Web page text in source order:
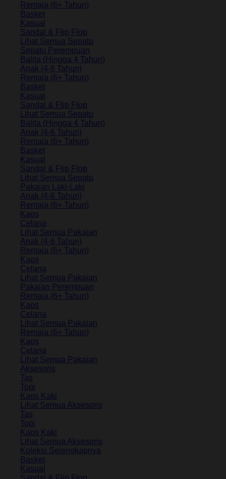
Remaja (6+ Tahun)
Basket
Kasual
Sandal & Flip Flop
Lihat Semua Sepatu
Sepatu Perempuan
Balita (Hingga 4 Tahun)
Anak (4-6 Tahun)
Remaja (6+ Tahun)
Basket
Kasual
Sandal & Flip Flop
Lihat Semua Sepatu
Balita (Hingga 4 Tahun)
Anak (4-6 Tahun)
Remaja (6+ Tahun)
Basket
Kasual
Sandal & Flip Flop
Lihat Semua Sepatu
Pakaian Laki-Laki
Anak (4-6 Tahun)
Remaja (6+ Tahun)
Kaos
Celana
Lihat Semua Pakaian
Anak (4-6 Tahun)
Remaja (6+ Tahun)
Kaos
Celana
Lihat Semua Pakaian
Pakaian Perempuan
Remaja (6+ Tahun)
Kaos
Celana
Lihat Semua Pakaian
Remaja (6+ Tahun)
Kaos
Celana
Lihat Semua Pakaian
Aksesoris
Tas
Topi
Kaos Kaki
Lihat Semua Aksesoris
Tas
Topi
Kaos Kaki
Lihat Semua Aksesoris
Koleksi Selengkapnya
Basket
Kasual